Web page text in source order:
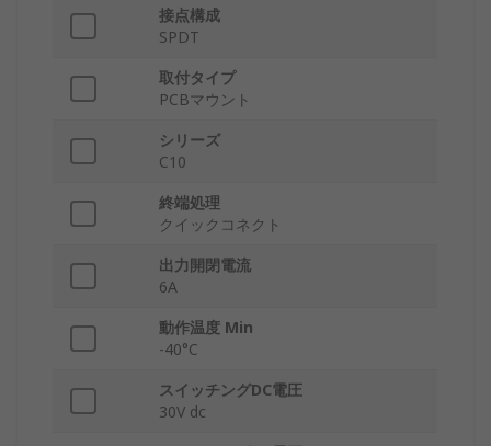
接点構成
SPDT
取付タイプ
PCBマウント
シリーズ
C10
終端処理
クイックコネクト
出力開閉電流
6A
動作温度 Min
-40°C
スイッチングDC電圧
30V dc